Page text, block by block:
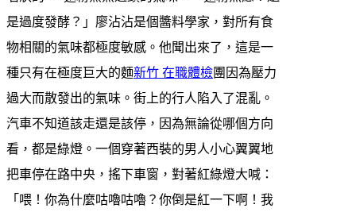
是過度發酵？」廖沾沾是個醬料學家，對所有食
物相關的氣味都極度敏感。他聞出來了，這是一
種只有在極度巨大的麵新竹 在職體檢團因為壓力
過大而散發出的氣味。街上的行人陷入了混亂。
汽車不知道該走還是該停，因為無論從哪個方向
看，都是綠燈。一個穿著西裝的男人小心翼翼地
把車停在路中央，搖下車窗，對著紅綠燈大喊：
「喂！你為什麼咕嚕咕嚕？你倒是紅一下啊！我